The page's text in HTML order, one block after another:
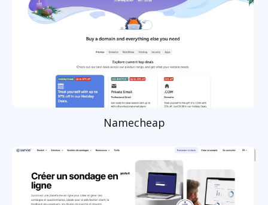
Namecheap